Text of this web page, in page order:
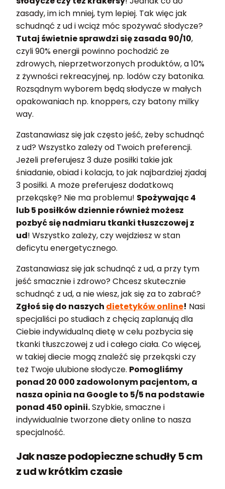
zasady, im ich mniej, tym lepiej. Tak więc jak
schudnąć z ud i wciąż móc spożywać słodycze?
Tutaj świetnie sprawdzi się zasada 90/10,
czyli 90% energii powinno pochodzić ze
zdrowych, nieprzetworzonych produktów, a 10%
z żywności rekreacyjnej, np. lodów czy batonika.
Rozsądnym wyborem będą słodycze w małych
opakowaniach np. knoppers, czy batony milky
way.
Zastanawiasz się jak często jeść, żeby schudnąć
z ud? Wszystko zależy od Twoich preferencji.
Jeżeli preferujesz 3 duże posiłki takie jak
śniadanie, obiad i kolacja, to jak najbardziej zjadaj
3 posiłki. A może preferujesz dodatkową
przekąskę? Nie ma problemu! Spożywając 4
lub 5 posiłków dziennie również możesz
pozbyć się nadmiaru tkanki tłuszczowej z
ud! Wszystko zależy, czy wejdziesz w stan
deficytu energetycznego.
Zastanawiasz się jak schudnąć z ud, a przy tym
jeść smacznie i zdrowo? Chcesz skutecznie
schudnąć z ud, a nie wiesz, jak się za to zabrać?
Zgłoś się do naszych dietetyków online! Nasi
specjaliści po studiach z chęcią zaplanują dla
Ciebie indywidualną dietę w celu pozbycia się
tkanki tłuszczowej z ud i całego ciała. Co więcej,
w takiej diecie mogą znaleźć się przekąski czy
też Twoje ulubione słodycze. Pomogliśmy
ponad 20 000 zadowolonym pacjentom, a
nasza opinia na Google to 5/5 na podstawie
ponad 450 opinii.Szybkie, smaczne i
indywidualnie tworzone diety online to nasza
specjalność.
Jak nasze podopieczne schudły 5 cm
z ud w krótkim czasie